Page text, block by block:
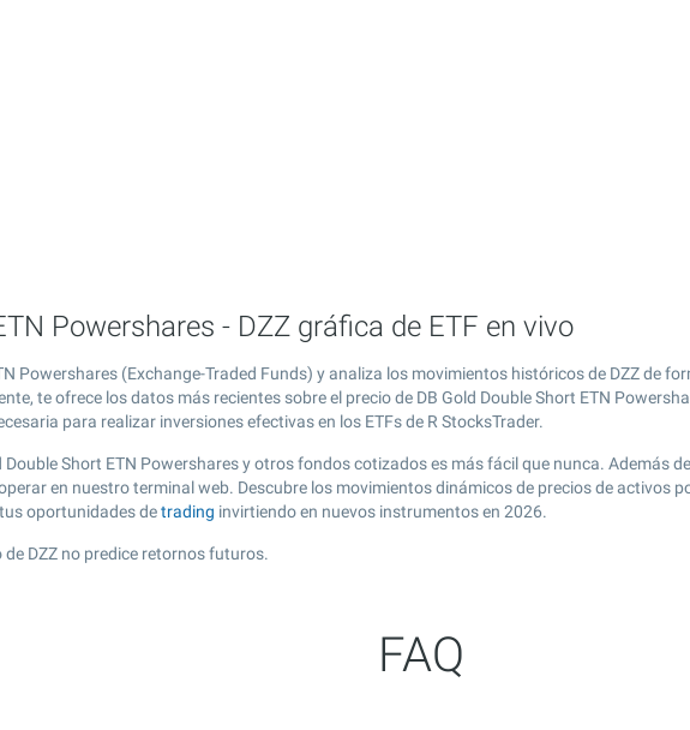
Powershares - DZZ gráfica de ETF en vivo
Powershares (Exchange-Traded Funds) y analiza los movimientos históricos de DZZ de
te ofrece los datos más recientes sobre el precio de DB Gold Double Short ETN
para realizar inversiones efectivas en los ETFs de R StocksTrader.
Double Short ETN Powershares y otros fondos cotizados es más fácil que nunca. Además
en nuestro terminal web. Descubre los movimientos dinámicos de precios de activos
oportunidades detrading invirtiendo en nuevos instrumentos en 2026.
DZZ no predice retornos futuros.
FAQ